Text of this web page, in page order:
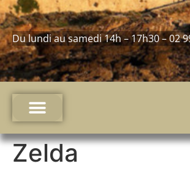
Du lundi au samedi 14h – 17h30 – 02
Zelda